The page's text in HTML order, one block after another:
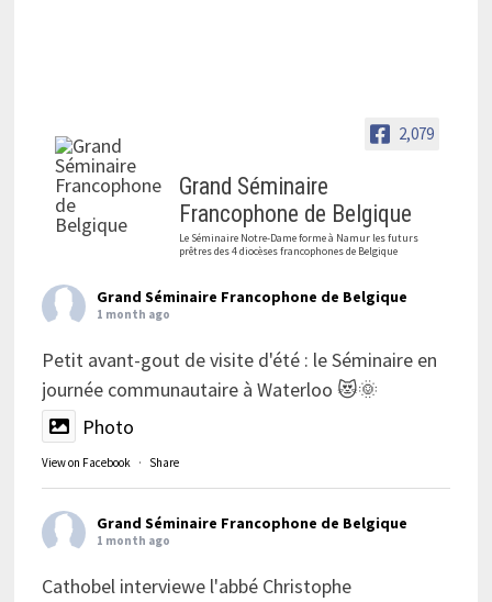
2,079
Grand Séminaire
Francophone de Belgique
Le Séminaire Notre-Dame forme à Namur les futurs
prêtres des 4 diocèses francophones de Belgique
Grand Séminaire Francophone de Belgique
1 month ago
Petit avant-gout de visite d'été : le Séminaire en
journée communautaire à Waterloo 😻🌞
Photo
View on Facebook · Share
Grand Séminaire Francophone de Belgique
1 month ago
Cathobel interviewe l'abbé Christophe